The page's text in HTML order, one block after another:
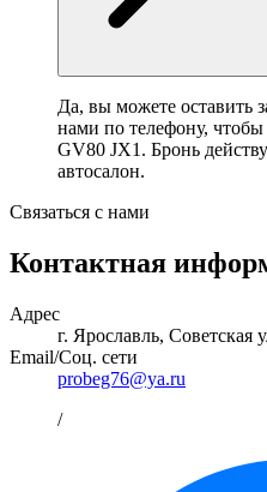
Да, вы можете оставить
нами по телефону,
GV80 JX1. Бронь
автосалон.
Связаться с нами
Контактная
Адрес
г. Ярославль, Советская
Email/Соц. сети
probeg76@ya.ru
/